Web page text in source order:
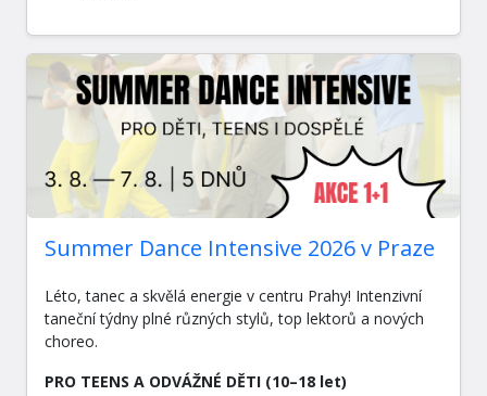
Summer Dance Intensive 2026 v Praze
Léto, tanec a skvělá energie v centru Prahy! Intenzivní
taneční týdny plné různých stylů, top lektorů a nových
choreo.
PRO TEENS A ODVÁŽNÉ DĚTI (10–18 let)